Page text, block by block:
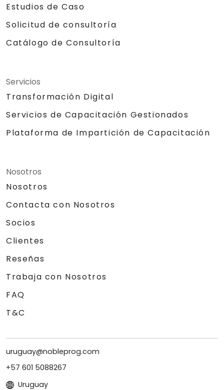
Estudios de Caso
Solicitud de consultoría
Catálogo de Consultoría
Servicios
Transformación Digital
Servicios de Capacitación Gestionados
Plataforma de Impartición de Capacitación
Nosotros
Nosotros
Contacta con Nosotros
Socios
Clientes
Reseñas
Trabaja con Nosotros
FAQ
T&C
uruguay@nobleprog.com
+57 601 5088267
Uruguay